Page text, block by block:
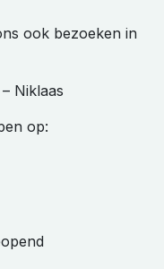
ook bezoeken in
Niklaas
op: